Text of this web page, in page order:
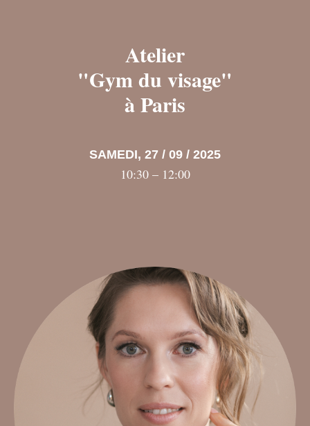
Atelier
"Gym du visage"
à Paris
SAMEDI, 27 / 09 / 2025
10:30 – 12:00